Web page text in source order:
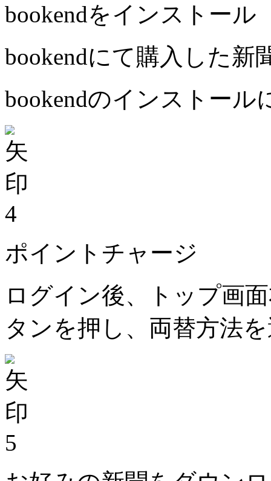
bookendをインストール
bookendにて購入した新
bookendのインストール
4
ポイントチャージ
ログイン後、トップ画
タンを押し、両替方法
5